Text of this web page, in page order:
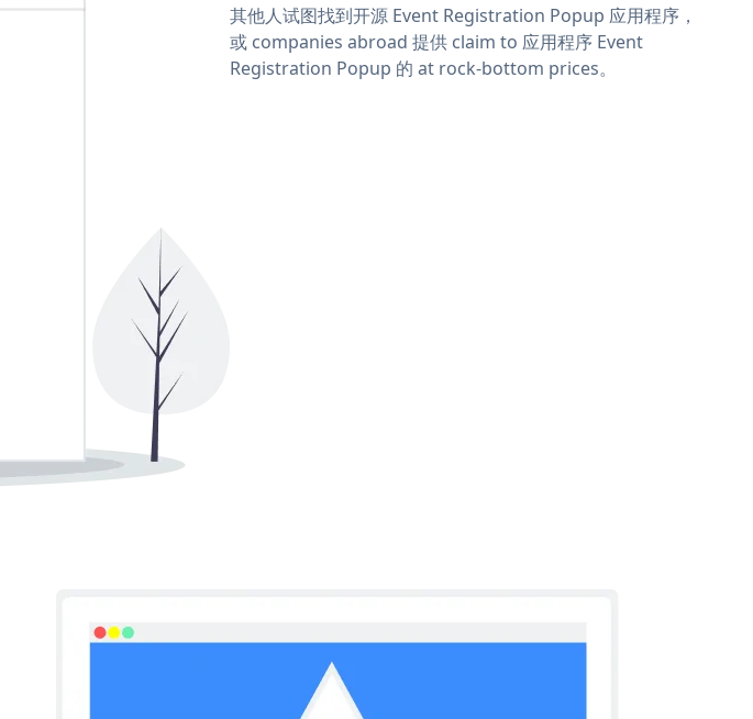
其他人试图找到开源 Event Registration Popup 应用程序，
或 companies abroad 提供 claim to 应用程序 Event
Registration Popup 的 at rock-bottom prices。